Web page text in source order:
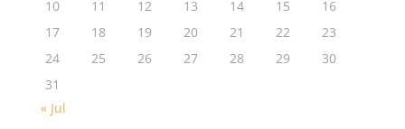
10
11 12 13 14 15
16
17
18 19 20 21 22
23
24
25 26 27 28 29
30
31
« Jul